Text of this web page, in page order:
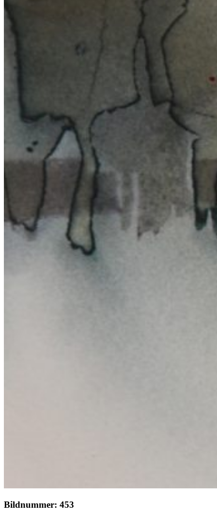
Bildnummer: 453